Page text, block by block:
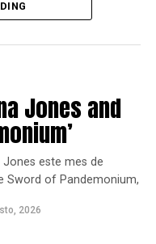
total de seis nuevos
con más detalles que
Jones and
este mes de
Sword of Pandemonium,
2026